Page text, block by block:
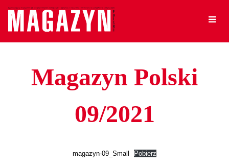
Magazyn Polski
09/2021
magazyn-09_Small Pobierz